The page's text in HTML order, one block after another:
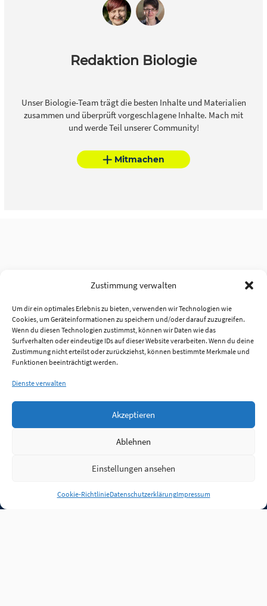
Zustimmung verwalten
Um dir ein optimales Erlebnis zu bieten, verwenden wir Technologien wie
Cookies, um Geräteinformationen zu speichern und/oder darauf zuzugreifen.
Wenn du diesen Technologien zustimmst, können wir Daten wie das
Surfverhalten oder eindeutige IDs auf dieser Website verarbeiten. Wenn du deine
Zustimmung nicht erteilst oder zurückziehst, können bestimmte Merkmale und
Funktionen beeinträchtigt werden.
Dienste verwalten
Akzeptieren
Ablehnen
Einstellungen ansehen
Cookie-RichtlinieDatenschutzerklärungImpressum
Redaktion Biologie
Unser Biologie-Team trägt die besten Inhalte und Materialien
zusammen und überprüft vorgeschlagene Inhalte. Mach mit
und werde Teil unserer Community!
Mitmachen
Anmelden
Jobs Partner FAQ Quellen